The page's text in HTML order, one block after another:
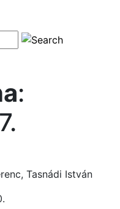
:
Tasnádi István